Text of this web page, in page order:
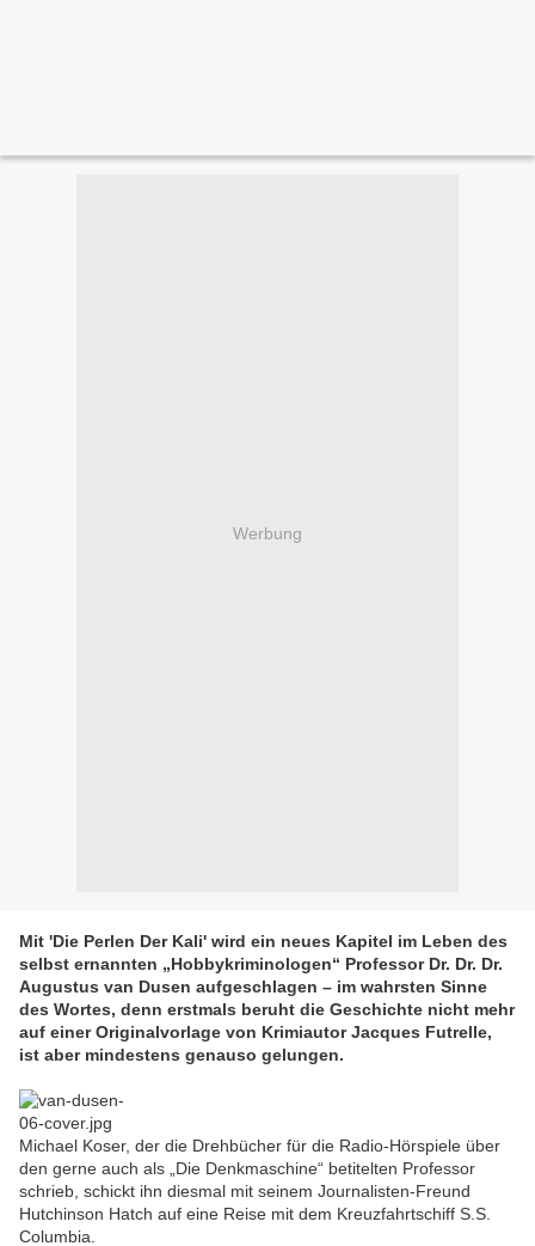
Werbung
Mit 'Die Perlen Der Kali' wird ein neues Kapitel im Leben des
selbst ernannten „Hobbykriminologen“ Professor Dr. Dr. Dr.
Augustus van Dusen aufgeschlagen – im wahrsten Sinne
des Wortes, denn erstmals beruht die Geschichte nicht mehr
auf einer Originalvorlage von Krimiautor Jacques Futrelle,
ist aber mindestens genauso gelungen.
Michael Koser, der die Drehbücher für die Radio-Hörspiele über
den gerne auch als „Die Denkmaschine“ betitelten Professor
schrieb, schickt ihn diesmal mit seinem Journalisten-Freund
Hutchinson Hatch auf eine Reise mit dem Kreuzfahrtschiff S.S.
Columbia.